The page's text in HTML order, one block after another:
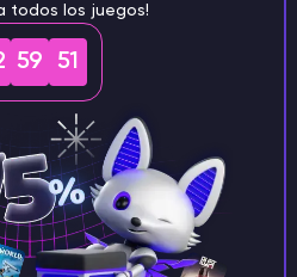
terceros
o comandos, puedes
de terceros para localizar
Chunkbase Biome
lo que necesitas es la
de guardado, que
todos los juegos!
59 50